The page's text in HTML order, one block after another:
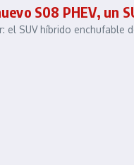
S08 PHEV, un
el SUV híbrido enchufable